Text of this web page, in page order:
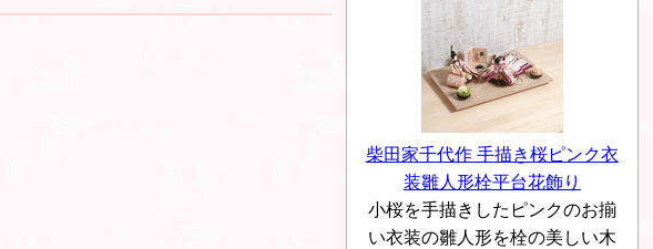
柴田家千代作 手描き桜ピンク衣
装雛人形栓平台花飾り
小桜を手描きしたピンクのお揃
い衣装の雛人形を栓の美しい木